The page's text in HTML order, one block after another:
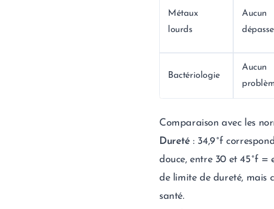
Métaux
lourds
Aucun
Bactériologie
Aucun
Comparaison avec les
Dureté : 34,9 °f
douce, entre 30 et 45 °f
de limite de dureté, mais
santé.